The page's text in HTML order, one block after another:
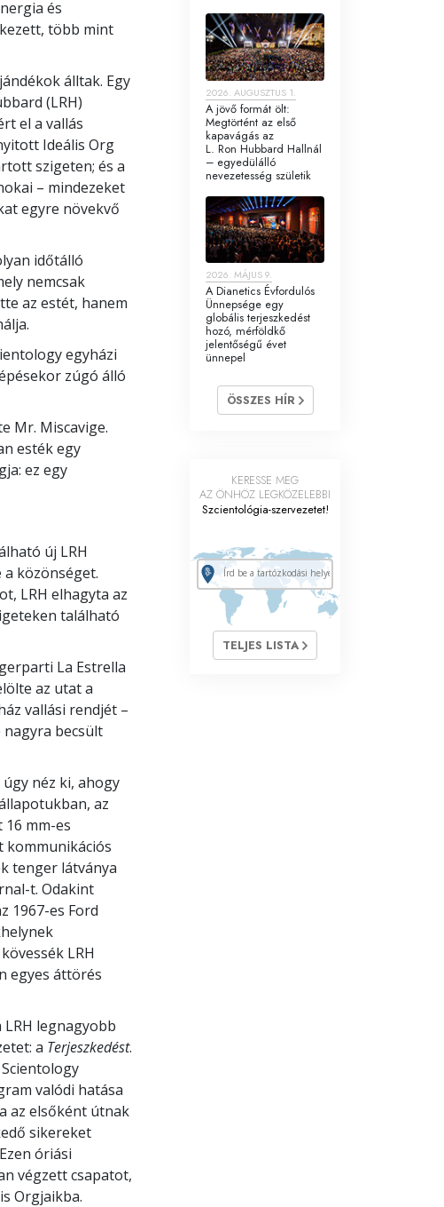
és
több mint
álltak. Egy
(LRH)
el a vallás
Ideális Org
szigeten; és a
– mindezeket
egyre növekvő
időtálló
nemcsak
az estét, hanem
egyházi
zúgó álló
Mr. Miscavige.
esték egy
ez egy
új LRH
a közönséget.
LRH elhagyta az
található
La Estrella
az utat a
vallási rendjét –
nagyra becsült
néz ki, ahogy
az
mm-es
kommunikációs
tenger látványa
t. Odakint
1967-es Ford
LRH
egyes áttörés
legnagyobb
a Terjeszkedést.
valódi hatása
az elsőként útnak
sikereket
óriási
végzett csapatot,
Orgjaikba.
2026. AUGUSZTUS 1.
A jövő formát ölt:
Megtörtént az első
kapavágás az
L. Ron Hubbard Hallnál
– egyedülálló
nevezetesség születik
2026. MÁJUS 9.
A Dianetics Évfordulós
Ünnepsége egy
globális terjeszkedést
hozó, mérföldkő
jelentőségű évet
ünnepel
ÖSSZES HÍR
KERESSE MEG
AZ ÖNHÖZ LEGKÖZELEBBI
Szcientológia-szervezetet!
TELJES LISTA